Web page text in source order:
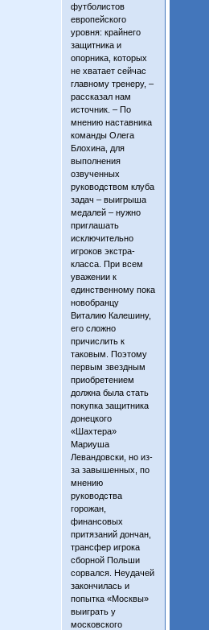
футболистов
европейского
уровня: крайнего
защитника и
опорника, которых
не хватает сейчас
главному тренеру, –
рассказал нам
источник. – По
мнению наставника
команды Олега
Блохина, для
выполнения
озвученных
руководством клуба
задач – выигрыша
медалей – нужно
приглашать
исключительно
игроков экстра-
класса. При всем
уважении к
единственному пока
новобранцу
Виталию Калешину,
его сложно
причислить к
таковым. Поэтому
первым звездным
приобретением
должна была стать
покупка защитника
донецкого
«Шахтера»
Мариуша
Левандовски, но из-
за завышенных, по
мнению
руководства
горожан,
финансовых
притязаний дончан,
трансфер игрока
сборной Польши
сорвался. Неудачей
закончилась и
попытка «Москвы»
выиграть у
московского